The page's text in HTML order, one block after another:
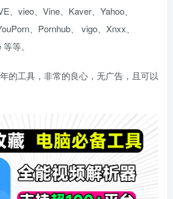
、vieo、Vine、Kaver、Yahoo、
、Pornhub、 vigo、Xnxx、
等。
的工具，非常的良心，无广告，且可以
登录
社交账号登录